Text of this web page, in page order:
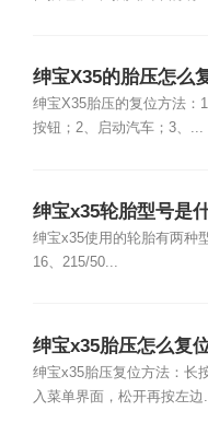
绅宝X35的胎压怎么
绅宝X35胎压的复位方法：
按钮；2、启动汽车；3、...
绅宝x35轮胎型号是
绅宝x35使用的轮胎有两种
16、215/50...
绅宝x35胎压怎么复
绅宝x35胎压复位方法：长
入菜单界面，松开再按左边